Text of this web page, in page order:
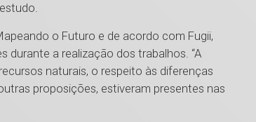
o Futuro e de acordo com Fugii,
a realização dos trabalhos. “A
naturais, o respeito às diferenças
proposições, estiveram presentes nas